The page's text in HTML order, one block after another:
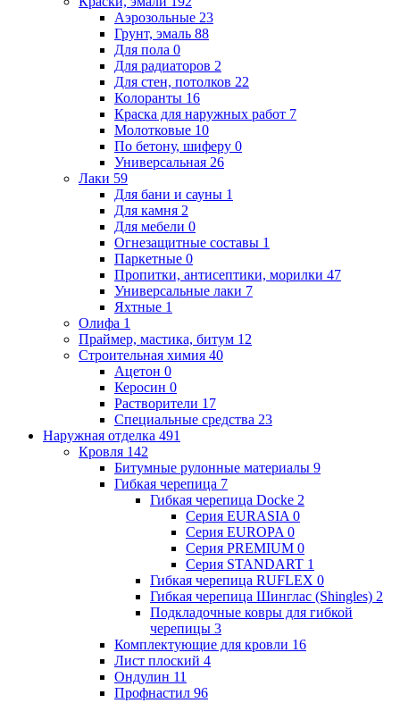
Аэрозольные 23
Грунт, эмаль 88
Для пола 0
Для радиаторов 2
Для стен, потолков 22
Колоранты 16
Краска для наружных работ 7
Молотковые 10
По бетону, шиферу 0
Универсальная 26
Лаки 59
Для бани и сауны 1
Для камня 2
Для мебели 0
Огнезащитные составы 1
Паркетные 0
Пропитки, антисептики, морилки 47
Универсальные лаки 7
Яхтные 1
Олифа 1
Праймер, мастика, битум 12
Строительная химия 40
Ацетон 0
Керосин 0
Растворители 17
Специальные средства 23
Наружная отделка 491
Кровля 142
Битумные рулонные материалы 9
Гибкая черепица 7
Гибкая черепица Docke 2
Серия EURASIA 0
Серия EUROPA 0
Серия PREMIUM 0
Серия STANDART 1
Гибкая черепица RUFLEX 0
Гибкая черепица Шинглас (Shingles) 2
Подкладочные ковры для гибкой
черепицы 3
Комплектующие для кровли 16
Лист плоский 4
Ондулин 11
Профнастил 96